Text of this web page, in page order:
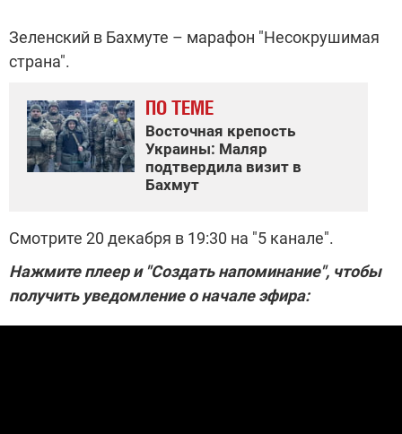
Зеленский в Бахмуте – марафон "Несокрушимая
страна".
ПО ТЕМЕ
Восточная крепость
Украины: Маляр
подтвердила визит в
Бахмут
Смотрите 20 декабря в 19:30 на "5 канале".
Нажмите плеер и "Создать напоминание", чтобы
получить уведомление о начале эфира: